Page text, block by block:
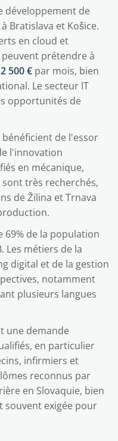
développement de
Bratislava et Košice.
en cloud et
prétendre à
2 500 € par mois, bien
Le secteur IT
opportunités de
bénéficient de l'essor
l'innovation
en mécanique,
très recherchés,
de Žilina et Trnava
69% de la population
Les métiers de la
digital et de la gestion
notamment
plusieurs langues
une demande
en particulier
infirmiers et
reconnus par
en Slovaquie, bien
souvent exigée pour